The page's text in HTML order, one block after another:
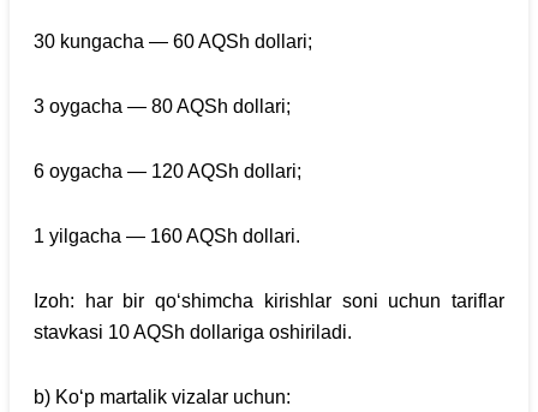
30 kungacha — 60 AQSh dollari;
3 oygacha — 80 AQSh dollari;
6 oygacha — 120 AQSh dollari;
1 yilgacha — 160 AQSh dollari.
Izoh: har bir qo‘shimcha kirishlar soni uchun tariflar
stavkasi 10 AQSh dollariga oshiriladi.
b) Ko‘p martalik vizalar uchun: